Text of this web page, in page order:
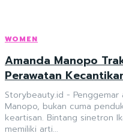
WOMEN
Amanda Manopo
Perawatan
Storybeauty.id - Penggemar
Manopo, bukan cuma
keartisan. Bintang sinetron Ikatan Cinta merasa kehadiran fans
memiliki arti...